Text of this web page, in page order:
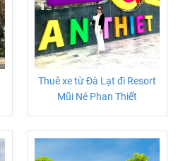
Thuê xe từ Đà Lạt đi Resort
Mũi Né Phan Thiết